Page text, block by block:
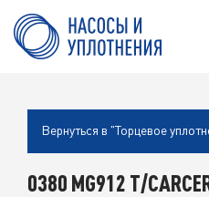
Вернуться в "Торцевое
0380 MG912 T/